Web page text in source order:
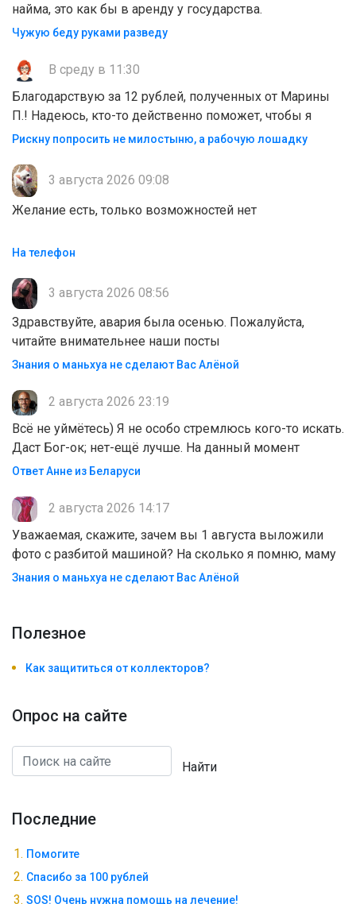
найма, это как бы в аренду у государства.
Чужую беду руками разведу
В среду в 11:30
Благодарствую за 12 рублей, полученных от Марины
П.! Надеюсь, кто-то действенно поможет, чтобы я
Рискну попросить не милостыню, а рабочую лошадку
3 августа 2026 09:08
Желание есть, только возможностей нет
На телефон
3 августа 2026 08:56
Здравствуйте, авария была осенью. Пожалуйста,
читайте внимательнее наши посты
Знания о маньхуа не сделают Вас Алëной
2 августа 2026 23:19
Всё не уймётесь) Я не особо стремлюсь кого-то искать.
Даст Бог-ок; нет-ещё лучше. На данный момент
Ответ Анне из Беларуси
2 августа 2026 14:17
Уважаемая, скажите, зачем вы 1 августа выложили
фото с разбитой машиной? На сколько я помню, маму
Знания о маньхуа не сделают Вас Алëной
Полезноe
Как защититься от коллекторов?
Опрос на сайте
Найти
Последние
Помогите
Спасибо за 100 рублей
SOS! Очень нужна помощь на лечение!